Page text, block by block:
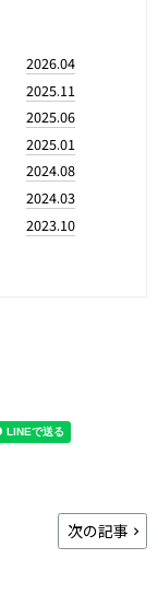
2026.04
2025.11
2025.06
2025.01
2024.08
2024.03
2023.10
次の記事